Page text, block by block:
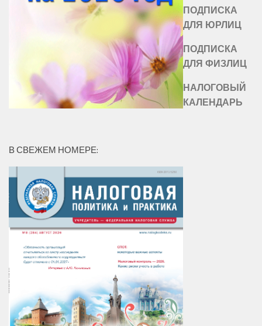
ПОДПИСКА
ДЛЯ ЮРЛИЦ
ПОДПИСКА
ДЛЯ ФИЗЛИЦ
НАЛОГОВЫЙ
КАЛЕНДАРЬ
В СВЕЖЕМ НОМЕРЕ: